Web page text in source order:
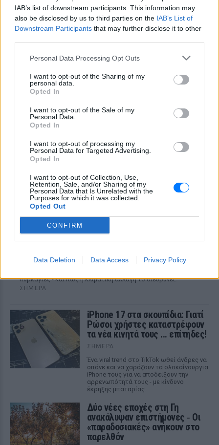
IAB’s list of downstream participants. This information may
also be disclosed by us to third parties on the IAB’s List of
Downstream Participants that may further disclose it to other
Personal Data Processing Opt Outs
I want to opt-out of the Sharing of my
personal data.
Opted In
I want to opt-out of the Sale of my
Personal Data.
Opted In
I want to opt-out of processing my
Personal Data for Targeted Advertising.
Opted In
I want to opt-out of Collection, Use,
Retention, Sale, and/or Sharing of my
Personal Data that Is Unrelated with the
Purposes for which it was collected.
Opted Out
CONFIRM
Data Deletion Data Access Privacy Policy
ΣΉΜΕΡΑ
Στο σημείο επιχειρούν 24 πυροσβέστες
με 8 οχήματα και 3 αεροσκάφη, ενώ
μηχανήματα έργου ΟΤΑ.
Ποια χώρα έχτισε τσιμεντένιο
τσουνάμι ‑ Πόσο κοστίζει και
Επένδυσε πάνω από 12 δισ. δολάρια σε
οργανώσεις
Meteo: Ποιες είναι οι 6 πιο επικίνδυνες
εβδομάδες για δασικές πυρκαγιές στην
Έρευνα του Εθνικού Αστεροσκοπείου αποκαλύπτει το
πυρκαγιές - και πώς η κλιματική αλλαγή το διευρύνει.
ΣΉΜΕΡΑ
iPhone 17 στα σκουπίδια: Γιατί
Ρώσοι χρήστες καταστρέφουν
τα νέα κινητά τους ... επίτηδες!
ΣΉΜΕΡΑ
Ένα viral trend στο TikTok ωθεί άνδρες να
σπάνε και να χαράζουν τα ολοκαίνουργια
iPhone τους για να αποδείξουν την
αρρενωπότητά τους - με κίνδυνο
έκρηξης μπαταρίας.
Δύο νέες εποχές στη Γη
ανακάλυψαν επιστήμονες ‑ Oι
«παραδοσιακές» ανήκουν στο
παρελθόν